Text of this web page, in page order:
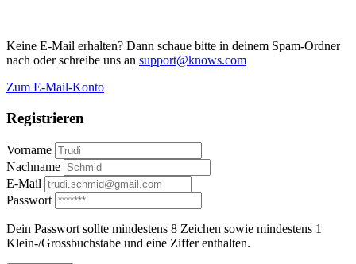
Keine E-Mail erhalten? Dann schaue bitte in deinem Spam-Ordner
nach oder schreibe uns an support@knows.com
Zum E-Mail-Konto
Registrieren
Vorname
Nachname
E-Mail
Passwort
Dein Passwort sollte mindestens 8 Zeichen sowie mindestens 1
Klein-/Grossbuchstabe und eine Ziffer enthalten.